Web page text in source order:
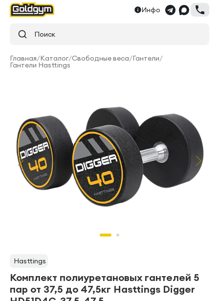
Инфо
Поиск
Главная/Каталог/Свободные веса/Гантели/
Гантели Hasttings
Hasttings
Комплект полиуретановых гантелей 5
пар от 37,5 до 47,5кг Hasttings Digger